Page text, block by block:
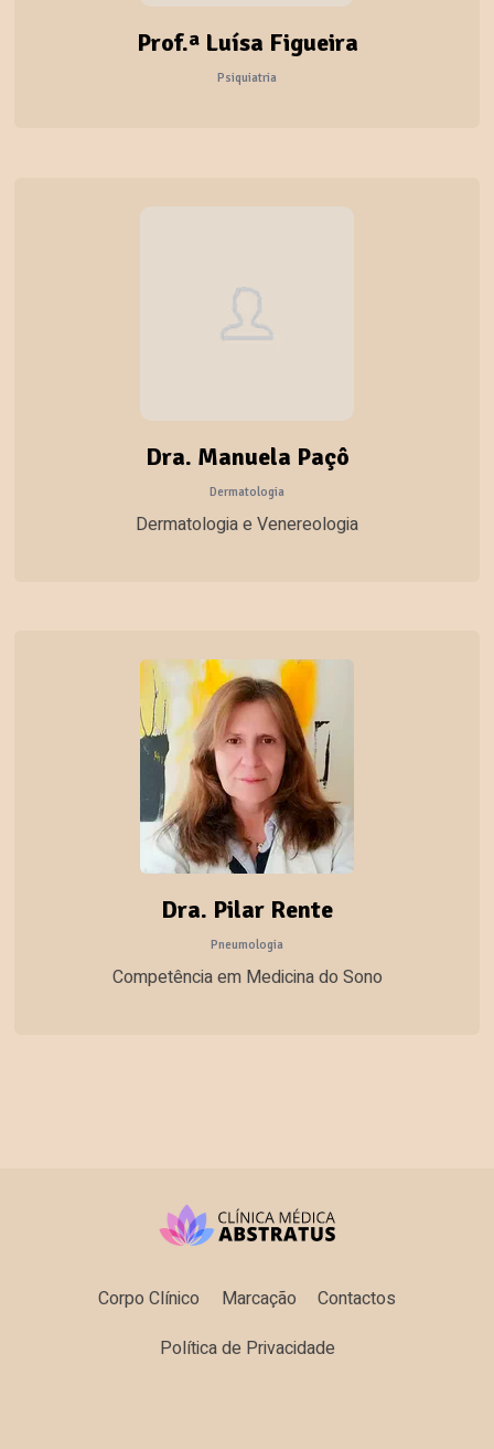
Prof.ª Luísa Figueira
Psiquiatria
Dra. Manuela Paçô
Dermatologia
Dermatologia e Venereologia
Dra. Pilar Rente
Pneumologia
Competência em Medicina do Sono
Corpo Clínico Marcação
Contactos
Política de Privacidade